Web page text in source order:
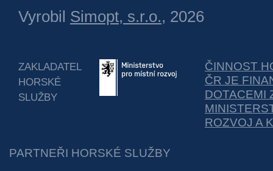
Vyrobil Simopt, s.r.o., 2026
ZAKLADATEL
HORSKÉ
SLUŽBY
ČINNOST
ČR JE
DOTACEMI
ROZVOJ A
PARTNEŘI HORSKÉ SLUŽBY